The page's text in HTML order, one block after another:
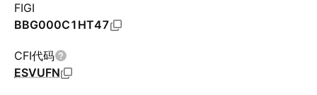
FIGI
BBG000C1HT47
CFI代码
ESVUFN